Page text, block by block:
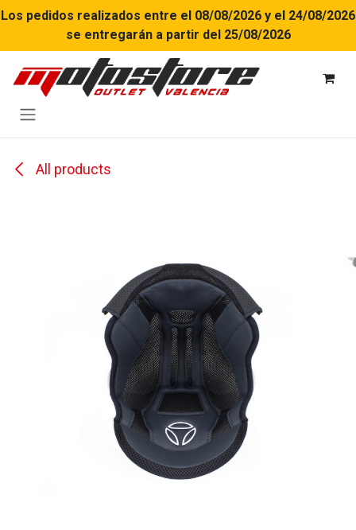
Ir al contenido
Los pedidos realizados entre el 08/08/2026 y el 24/08/2026
se entregarán a partir del 25/08/2026
All products